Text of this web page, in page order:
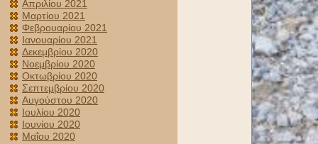
Απριλίου 2021
Μαρτίου 2021
Φεβρουαρίου 2021
Ιανουαρίου 2021
Δεκεμβρίου 2020
Νοεμβρίου 2020
Οκτωβρίου 2020
Σεπτεμβρίου 2020
Αυγούστου 2020
Ιουλίου 2020
Ιουνίου 2020
Μαΐου 2020